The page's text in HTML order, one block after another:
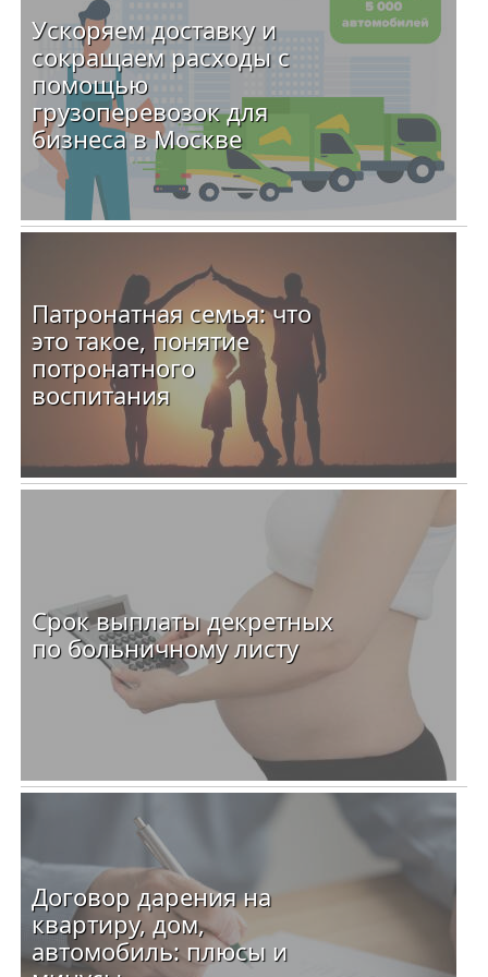
Ускоряем доставку и
сокращаем расходы с
помощью
грузоперевозок для
бизнеса в Москве
Патронатная семья: что
это такое, понятие
потронатного
воспитания
Срок выплаты декретных
по больничному листу
Договор дарения на
квартиру, дом,
автомобиль: плюсы и